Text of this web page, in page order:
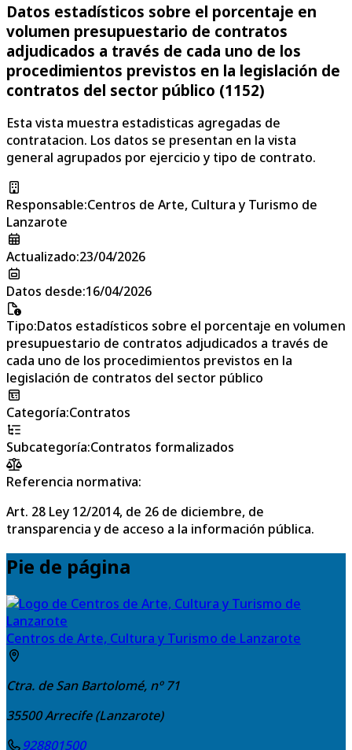
Datos estadísticos sobre el porcentaje en
volumen presupuestario de contratos
adjudicados a través de cada uno de los
procedimientos previstos en la legislación de
contratos del sector público (1152)
Esta vista muestra estadisticas agregadas de
contratacion. Los datos se presentan en la vista
general agrupados por ejercicio y tipo de contrato.
Responsable:Centros de Arte, Cultura y Turismo de
Lanzarote
Actualizado:23/04/2026
Datos desde:16/04/2026
Tipo:Datos estadísticos sobre el porcentaje en volumen
presupuestario de contratos adjudicados a través de
cada uno de los procedimientos previstos en la
legislación de contratos del sector público
Categoría:Contratos
Subcategoría:Contratos formalizados
Referencia normativa:
Art. 28 Ley 12/2014, de 26 de diciembre, de
transparencia y de acceso a la información pública.
Pie de página
Centros de Arte, Cultura y Turismo de Lanzarote
Ctra. de San Bartolomé, nº 71
35500Arrecife (Lanzarote)
928801500